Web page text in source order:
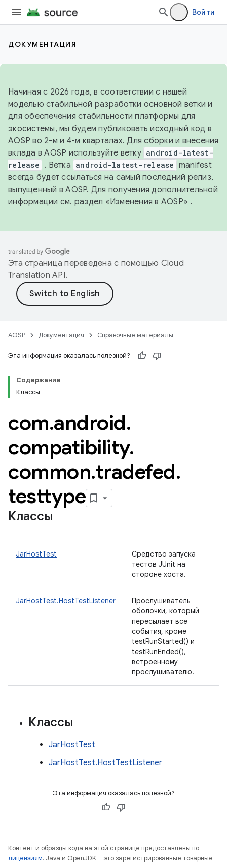
Войти
ДОКУМЕНТАЦИЯ
Начиная с 2026 года, в соответствии с нашей
моделью стабильной разработки основной ветки и
для обеспечения стабильности платформы для
экосистемы, мы будем публиковать исходный код в
AOSP во 2-м и 4-м кварталах. Для сборки и внесения
вклада в AOSP используйте ветку android-latest-
release . Ветка android-latest-release manifest
всегда будет ссылаться на самый последний релиз,
выпущенный в AOSP. Для получения дополнительной
информации см. раздел «Изменения в AOSP» .
Эта страница переведена с помощью Cloud
Translation API.
AOSP Документация Справочные материалы
Эта информация оказалась полезной?
Содержание
Классы
com.android.
compatibility.
common.tradefed.
testtype
Классы
JarHostTest
Средство запуска
тестов JUnit на
стороне хоста.
JarHostTest.HostTestListener
Прослушиватель
оболочки, который
пересылает все
события, кроме
testRunStarted() и
testRunEnded(),
встроенному
прослушивателю.
Классы
JarHostTest
JarHostTest.HostTestListener
Эта информация оказалась полезной?
Контент и образцы кода на этой странице предоставлены по
лицензиям. Java и OpenJDK – это зарегистрированные товарные